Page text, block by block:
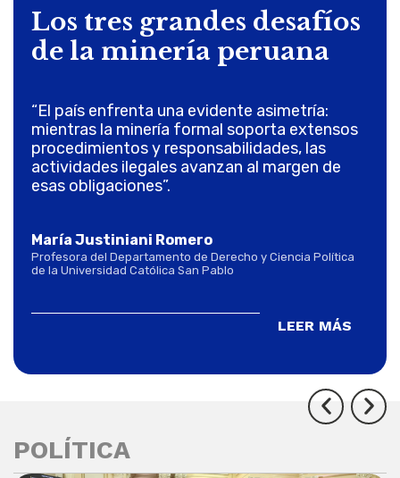
Los tres grandes desafíos
de la minería peruana
“El país enfrenta una evidente asimetría:
mientras la minería formal soporta extensos
procedimientos y responsabilidades, las
actividades ilegales avanzan al margen de
esas obligaciones”.
María Justiniani Romero
Profesora del Departamento de Derecho y Ciencia Política
de la Universidad Católica San Pablo
LEER MÁS
POLÍTICA